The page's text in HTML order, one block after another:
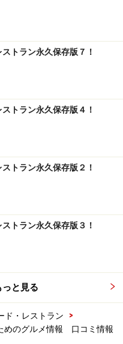
トラン永久保存版７！
トラン永久保存版４！
トラン永久保存版２！
トラン永久保存版３！
と見る
ド・レストラン
>
めのグルメ情報 口コミ情報